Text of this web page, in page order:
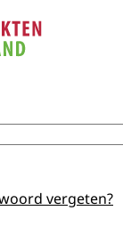
vergeten?